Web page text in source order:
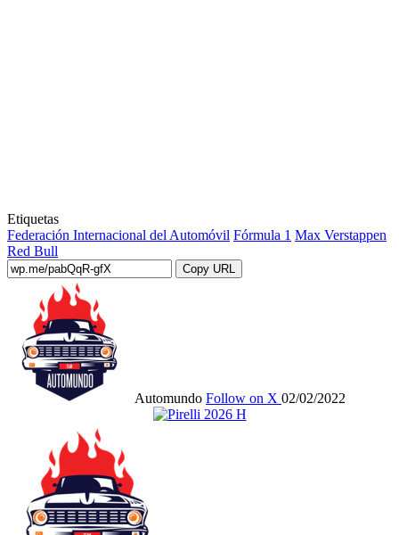
Etiquetas
Federación Internacional del Automóvil Fórmula 1 Max Verstappen
Red Bull
Copy URL
Automundo Follow on X 02/02/2022